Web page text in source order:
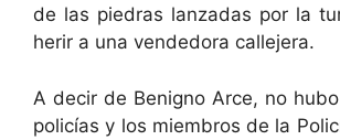
de las piedras lanzadas por la
herir a una vendedora callejera.
A decir de Benigno Arce, no
policías y los miembros de la